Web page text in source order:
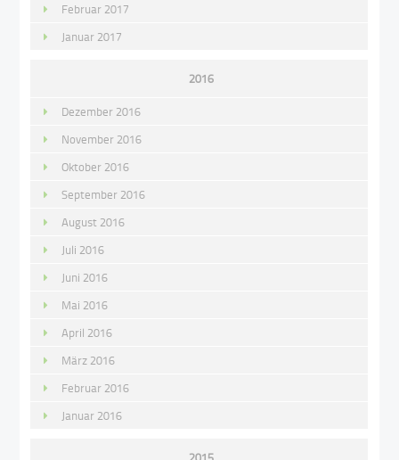
Februar 2017
Januar 2017
2016
Dezember 2016
November 2016
Oktober 2016
September 2016
August 2016
Juli 2016
Juni 2016
Mai 2016
April 2016
März 2016
Februar 2016
Januar 2016